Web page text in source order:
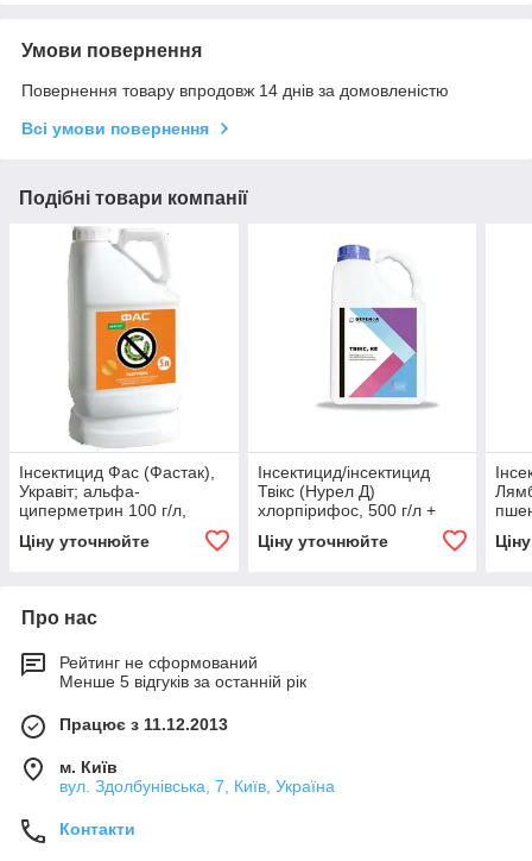
Умови повернення
Повернення товару впродовж 14 днів за домовленістю
Всі умови повернення
Подібні товари компанії
Інсектицид Фас (Фастак),
Укравіт; альфа-
циперметрин 100 г/л,
пшениця, ріпак, овочеві,
плодові дерева
Ціну уточнюйте
Інсектицид/інсектицид
Твікс (Нурел Д)
хлорпірифос, 500 г/л +
пшениця, буряк, ріпак,
Ціну уточнюйте
Про нас
Рейтинг не сформований
Менше 5 відгуків за останній рік
Працює з 11.12.2013
м. Київ
вул. Здолбунівська, 7, Київ, Україна
Контакти